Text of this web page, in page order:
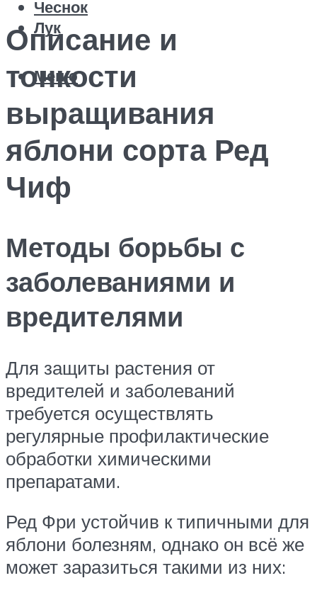
Чеснок
Лук
Меню
Описание и
тонкости
выращивания
яблони сорта Ред
Чиф
Методы борьбы с
заболеваниями и
вредителями
Для защиты растения от
вредителей и заболеваний
требуется осуществлять
регулярные профилактические
обработки химическими
препаратами.
Ред Фри устойчив к типичными для
яблони болезням, однако он всё же
может заразиться такими из них: